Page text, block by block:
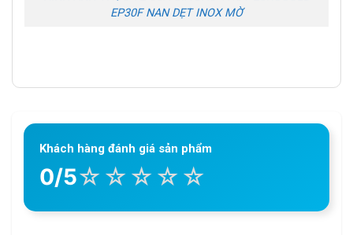
EP30F NAN DẸT INOX MỜ
Khách hàng đánh giá sản phẩm
0/5☆ ☆ ☆ ☆ ☆